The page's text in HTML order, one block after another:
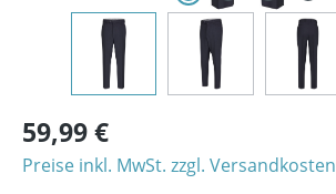
59,99 €
Preise inkl. MwSt. zzgl. Versandkosten